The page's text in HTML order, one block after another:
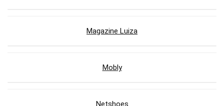
Magazine Luiza
Mobly
Netshoes